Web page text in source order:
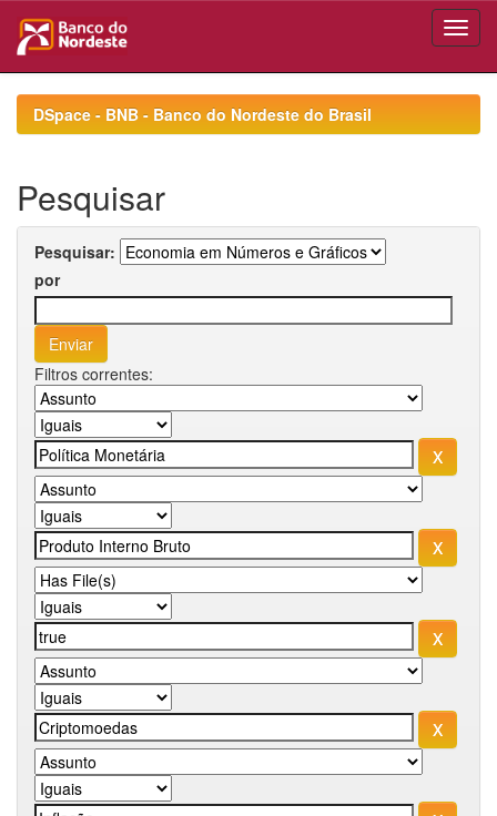
navigationDSpace - BNB - Banco do Nordeste do Brasil
Pesquisar
Pesquisar:
por
Filtros correntes: